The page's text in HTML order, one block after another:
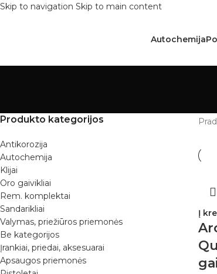
Skip to navigation Skip to main content
Autochemija
Produkto kategorijos
Antikorozija
Autochemija
Klijai
Oro gaivikliai
Rem. komplektai
Sandarikliai
Valymas, priežiūros priemonės
Be kategorijos
Įrankiai, priedai, aksesuarai
Apsaugos priemonės
Į